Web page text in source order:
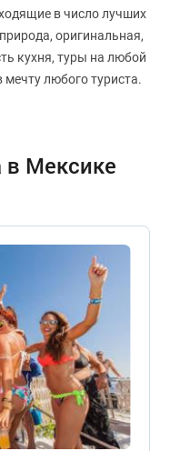
в число лучших
оригинальная,
кухня, туры на любой
мечту любого туриста.
Мексике